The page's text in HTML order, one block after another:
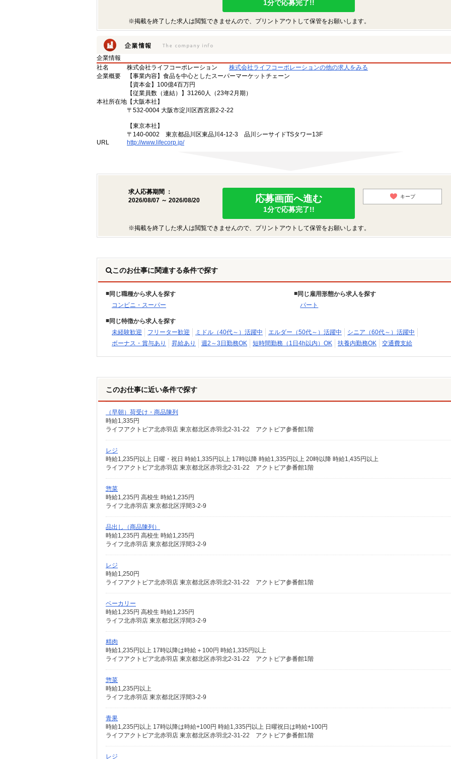
1分で応募完了!!
※掲載を終了した求人は閲覧できませんので、プリントアウトして保管をお願いします。
企業情報
社名
株式会社ライフコーポレーション
株式会社ライフコーポレーションの他の求人をみる
企業概要
【事業内容】食品を中心としたスーパーマーケットチェーン
【資本金】100億4百万円
【従業員数（連結）】31260人（23年2月期）
本社所在地 【大阪本社】
〒532-0004 大阪市淀川区西宮原2-2-22
【東京本社】
〒140-0002 東京都品川区東品川4-12-3 品川シーサイドTSタワー13F
URL
http://www.lifecorp.jp/
求人応募期間 ：
2026/08/07 ～ 2026/08/20
応募画面へ進む
1分で応募完了!!
キープ
※掲載を終了した求人は閲覧できませんので、プリントアウトして保管をお願いします。
このお仕事に関連する条件で探す
同じ職種から求人を探す
コンビニ・スーパー
同じ雇用形態から求人を探す
パート
同じ特徴から求人を探す
未経験歓迎
フリーター歓迎 ミドル（40代～）活躍中 エルダー（50代～）活躍中
シニア（60代～）活躍中
ボーナス・賞与あり
昇給あり 週2～3日勤務OK 短時間勤務（1日4h以内）OK 扶養内勤務OK 交通費支給
このお仕事に近い条件で探す
（早朝）荷受け・商品陳列
時給1,335円
ライフアクトピア北赤羽店 東京都北区赤羽北2-31-22 アクトピア参番館1階
レジ
時給1,235円以上 日曜・祝日 時給1,335円以上 17時以降 時給1,335円以上 20時以降 時給1,435円以上
ライフアクトピア北赤羽店 東京都北区赤羽北2-31-22 アクトピア参番館1階
惣菜
時給1,235円 高校生 時給1,235円
ライフ北赤羽店 東京都北区浮間3-2-9
品出し（商品陳列）
時給1,235円 高校生 時給1,235円
ライフ北赤羽店 東京都北区浮間3-2-9
レジ
時給1,250円
ライフアクトピア北赤羽店 東京都北区赤羽北2-31-22 アクトピア参番館1階
ベーカリー
時給1,235円 高校生 時給1,235円
ライフ北赤羽店 東京都北区浮間3-2-9
精肉
時給1,235円以上 17時以降は時給＋100円 時給1,335円以上
ライフアクトピア北赤羽店 東京都北区赤羽北2-31-22 アクトピア参番館1階
惣菜
時給1,235円以上
ライフ北赤羽店 東京都北区浮間3-2-9
青果
時給1,235円以上 17時以降は時給+100円 時給1,335円以上 日曜祝日は時給+100円
ライフアクトピア北赤羽店 東京都北区赤羽北2-31-22 アクトピア参番館1階
レジ